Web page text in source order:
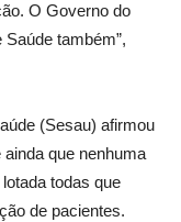
O Governo do
também”,
(Sesau) afirmou
que nenhuma
todas que
de pacientes.